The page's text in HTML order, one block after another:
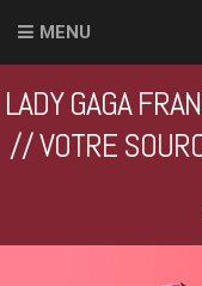
MENU
LADY GAGA
// VOTRE